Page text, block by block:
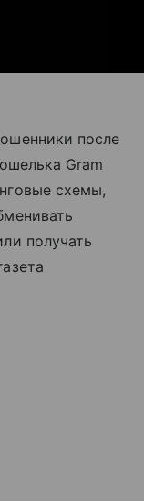
после
Gram
схемы,
получать